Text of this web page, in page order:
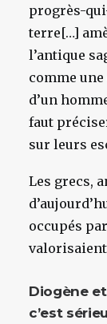
progrès-
terre[…]
l’antique
comme
d’un
faut
sur leurs
Les grecs,
occupés
valorisaient
Diogène
c’est